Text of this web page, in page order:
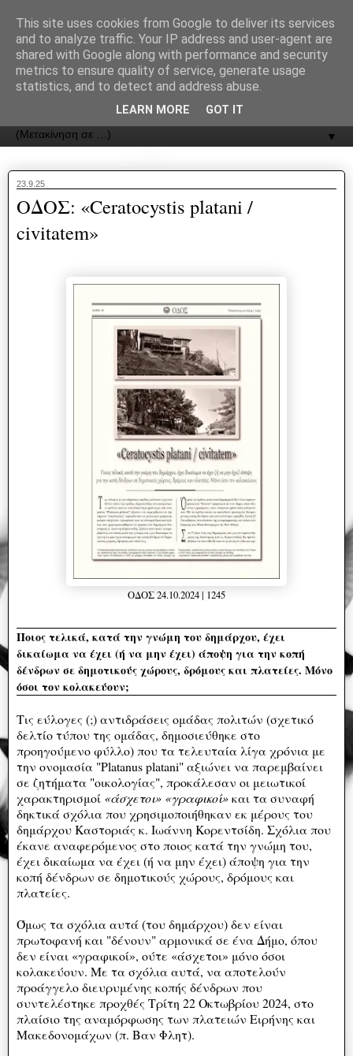
ΟΔΟΣ
▼
23.9.25
ΟΔΟΣ: «Ceratocystis platani /
civitatem»
ΟΔΟΣ 24.10.2024 | 1245
Ποιος τελικά, κατά την γνώμη του δημάρχου, έχει
δικαίωμα να έχει (ή να μην έχει) άποψη για την κοπή
δένδρων σε δημοτικούς χώρους, δρόμους και πλατείες. Μόνο
όσοι τον κολακεύουν;
Τις εύλογες (;) αντιδράσεις ομάδας πολιτών (σχετικό
δελτίο τύπου της ομάδας, δημοσιεύθηκε στο
προηγούμενο φύλλο) που τα τελευταία λίγα χρόνια με
την ονομασία "Platanus platani" αξιώνει να παρεμβαίνει
σε ζητήματα "οικολογίας", προκάλεσαν οι μειωτικοί
χαρακτηρισμοί «άσχετοι» «γραφικοί»και τα συναφή
δηκτικά σχόλια που χρησιμοποιήθηκαν εκ μέρους του
δημάρχου Καστοριάς κ. Ιωάννη Κορεντσίδη. Σχόλια που
έκανε αναφερόμενος στο ποιος κατά την γνώμη του,
έχει δικαίωμα να έχει (ή να μην έχει) άποψη για την
κοπή δένδρων σε δημοτικούς χώρους, δρόμους και
πλατείες.
Όμως τα σχόλια αυτά (του δημάρχου) δεν είναι
πρωτοφανή και "δένουν" αρμονικά σε ένα Δήμο, όπου
δεν είναι «γραφικοί», ούτε «άσχετοι» μόνο όσοι
κολακεύουν. Με τα σχόλια αυτά, να αποτελούν
προάγγελο διευρυμένης κοπής δένδρων που
συντελέστηκε προχθές Τρίτη 22 Οκτωβρίου 2024, στο
πλαίσιο της αναμόρφωσης των πλατειών Ειρήνης και
Μακεδονομάχων (π. Βαν Φλητ).
This site uses cookies from Google to deliver its services
and to analyze traffic. Your IP address and user-agent are
shared with Google along with performance and security
metrics to ensure quality of service, generate usage
statistics, and to detect and address abuse.
LEARN MORE GOT IT